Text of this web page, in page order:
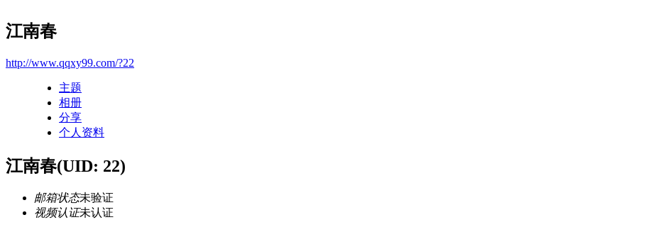
江南春
http://www.qqxy99.com/?22
主题
相册
分享
个人资料
江南春(UID: 22)
邮箱状态未验证
视频认证未认证